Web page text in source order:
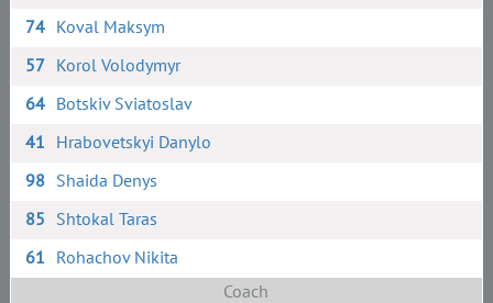
74 Koval Maksym
57 Korol Volodymyr
64 Botskiv Sviatoslav
41 Hrabovetskyi Danylo
98 Shaida Denys
85 Shtokal Taras
61 Rohachov Nikita
Coach